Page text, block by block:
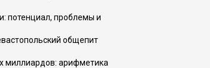
потенциал, проблемы и
общепит
миллиардов: арифметика